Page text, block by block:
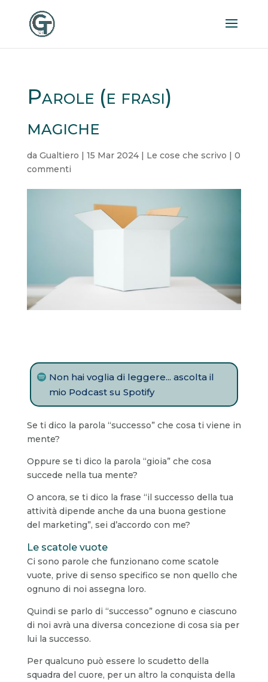
Parole (e frasi)
magiche
da Gualtiero | 15 Mar 2024| Le cose che scrivo | 0
commenti
Non hai voglia di leggere... ascolta il
mio Podcast su Spotify
Se ti dico la parola “successo” che cosa ti viene in
mente?
Oppure se ti dico la parola “gioia” che cosa
succede nella tua mente?
O ancora, se ti dico la frase “il successo della tua
attività dipende anche da una buona gestione
del marketing”, sei d’accordo con me?
Le scatole vuote
Ci sono parole che funzionano come scatole
vuote, prive di senso specifico se non quello che
ognuno di noi assegna loro.
Quindi se parlo di “successo” ognuno e ciascuno
di noi avrà una diversa concezione di cosa sia per
lui la successo.
Per qualcuno può essere lo scudetto della
squadra del cuore, per un altro la conquista della